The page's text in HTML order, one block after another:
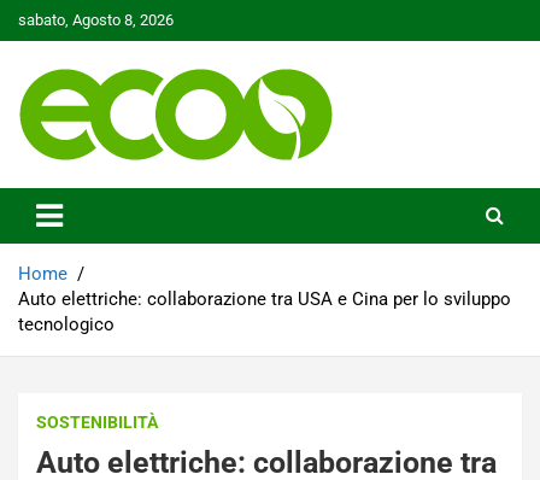
to
sabato, Agosto 8, 2026
Ecoo.it
Home
Auto elettriche: collaborazione tra USA e Cina per lo sviluppo
tecnologico
SOSTENIBILITÀ
Auto elettriche: collaborazione tra